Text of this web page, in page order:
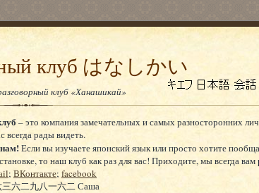
клуб はなしかい
клуб «Ханашикай»
– это компания замечательных и самых разносторонних
всегда рады видеть.
Если вы изучаете японский язык или просто хотите
то наш клуб как раз для вас! Приходите, мы всегда
; ВКонтакте; facebook
三六二九八一六二 Саша